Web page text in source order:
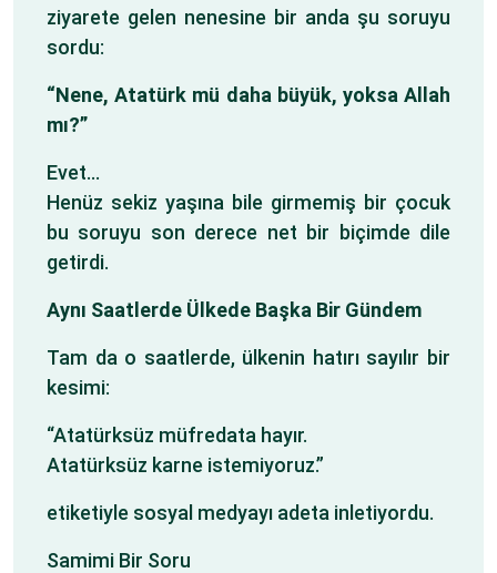
ziyarete gelen nenesine bir anda şu soruyu
sordu:
“Nene, Atatürk mü daha büyük, yoksa Allah
mı?”
Evet…
Henüz sekiz yaşına bile girmemiş bir çocuk
bu soruyu son derece net bir biçimde dile
getirdi.
Aynı Saatlerde Ülkede Başka Bir Gündem
Tam da o saatlerde, ülkenin hatırı sayılır bir
kesimi:
“Atatürksüz müfredata hayır.
Atatürksüz karne istemiyoruz.”
etiketiyle sosyal medyayı adeta inletiyordu.
Samimi Bir Soru